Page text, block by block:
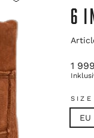
6
pris
1
SIZE
EU